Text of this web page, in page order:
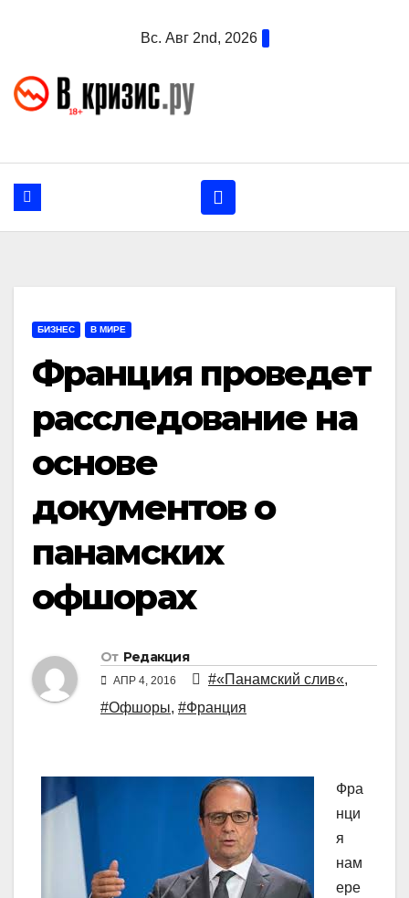
Вс. Авг 2nd, 2026
БИЗНЕС В МИРЕ
Франция проведет
расследование на
основе
документов о
панамских
офшорах
От Редакция
АПР 4, 2016 #«Панамский слив«,
#Офшоры, #Франция
Фра
нци
я
нам
ере